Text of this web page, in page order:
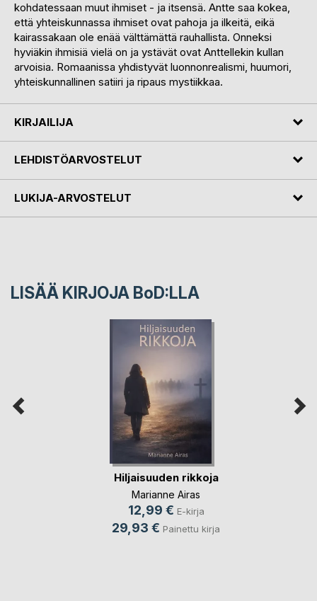
kohdatessaan muut ihmiset - ja itsensä. Antte saa kokea,
että yhteiskunnassa ihmiset ovat pahoja ja ilkeitä, eikä
kairassakaan ole enää välttämättä rauhallista. Onneksi
hyviäkin ihmisiä vielä on ja ystävät ovat Anttellekin kullan
arvoisia. Romaanissa yhdistyvät luonnonrealismi, huumori,
yhteiskunnallinen satiiri ja ripaus mystiikkaa.
KIRJAILIJA
LEHDISTÖARVOSTELUT
LUKIJA-ARVOSTELUT
LISÄÄ KIRJOJA BoD:LLA
Hiljaisuuden rikkoja
Marianne Airas
12,99 € E-kirja
29,93 € Painettu kirja